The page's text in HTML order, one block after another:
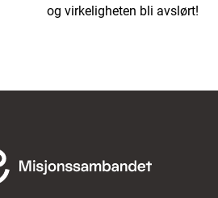
og virkeligheten bli avslørt!